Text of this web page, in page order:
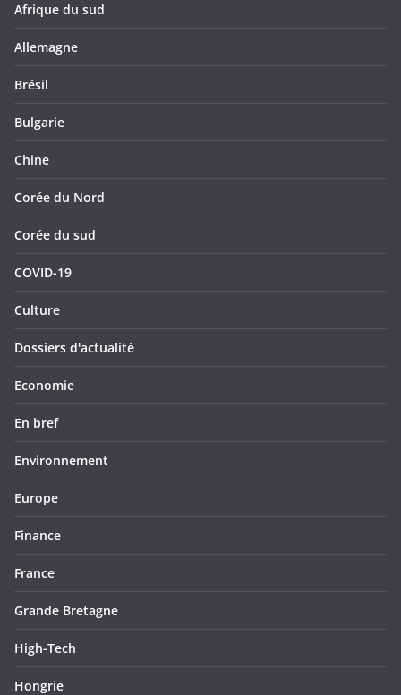
Afrique du sud
Allemagne
Brésil
Bulgarie
Chine
Corée du Nord
Corée du sud
COVID-19
Culture
Dossiers d'actualité
Economie
En bref
Environnement
Europe
Finance
France
Grande Bretagne
High-Tech
Hongrie